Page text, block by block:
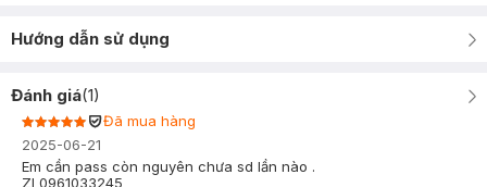
Hướng dẫn sử dụng
Đánh giá(1)
Đã mua hàng
2025-06-21
Em cần pass còn nguyên chưa sd lần nào .
Zl 0961033245